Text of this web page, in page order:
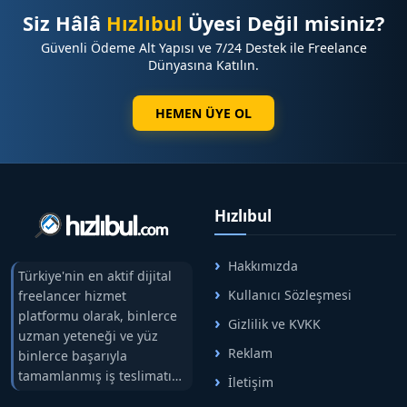
☑️Markasını Google da büyütmek isteyen tüm
işletmeler
Bu Tanıtım Yazısı İle Kazanacaksınız ?
☑️ Türkiye çapında kurumsal kimlik kazanımı
☑️Web aramalarında hedef kitleye doğrudan
☑️ Sosyal medya,da bilinirliğin önem kazanması
duruş
Tanıtım Yazılarınız İçin Süreç Nasıl İşliyor ?
✔️Tanıtım yazılarınız ilanda belirtilen süre içerisinde
yayına alınır
Siz Hâlâ Hızlıbul Üyesi Değil misiniz?
Güvenli Ödeme Alt Yapısı ve 7/24 Destek ile Freelance
Dünyasına Katılın.
HEMEN ÜYE OL
Türkiye'nin en aktif dijital
freelancer hizmet
platformu olarak, binlerce
uzman yeteneği ve yüz
binlerce başarıyla
tamamlanmış iş teslimatını
tek çatıda buluşturuyoruz.
Hızlıbul
Hakkımızda
Kullanıcı Sözleşmesi
Gizlilik ve KVKK
Reklam
İletişim